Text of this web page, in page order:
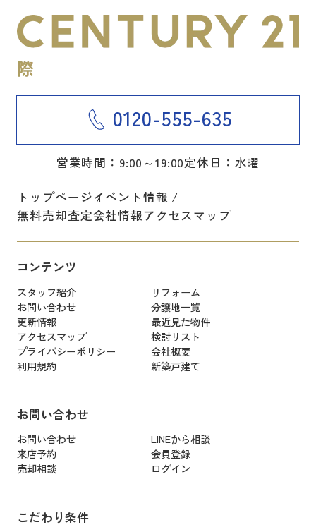
0120-555-635
営業時間：9:00～19:00定休日：水曜
トップページイベント情報
無料売却査定会社情報アクセスマップ
コンテンツ
スタッフ紹介
リフォーム
お問い合わせ
分譲地一覧
更新情報
最近見た物件
アクセスマップ
検討リスト
プライバシーポリシー
会社概要
利用規約
新築戸建て
お問い合わせ
お問い合わせ
LINEから相談
来店予約
会員登録
売却相談
ログイン
こだわり条件